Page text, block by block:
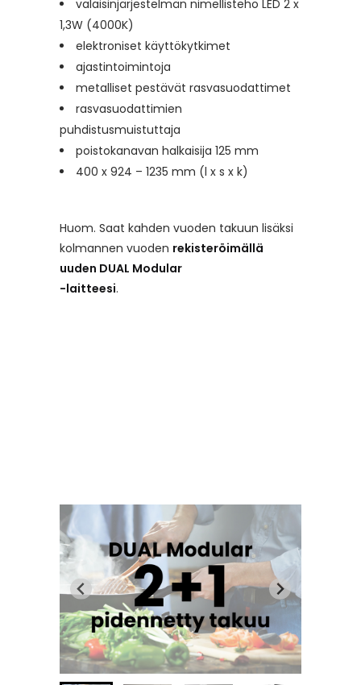
valaisinjärjestelmän nimellisteho LED 2 x
1,3W (4000K)
elektroniset käyttökytkimet
ajastintoimintoja
metalliset pestävät rasvasuodattimet
rasvasuodattimien
puhdistusmuistuttaja
poistokanavan halkaisija 125 mm
400 x 924 – 1235 mm (l x s x k)
Huom. Saat kahden vuoden takuun lisäksi
kolmannen vuoden rekisteröimällä
uuden DUAL Modular
-laitteesi.